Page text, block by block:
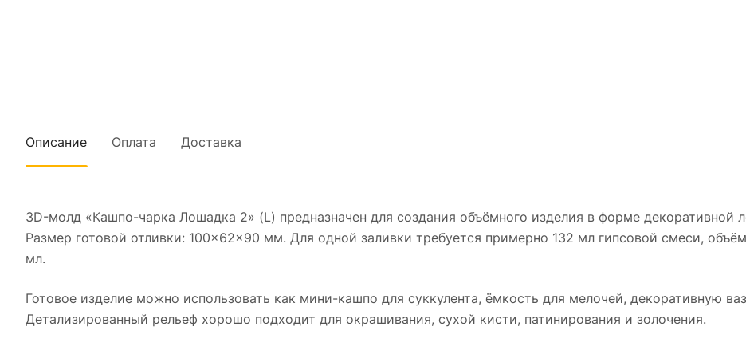
Описание Оплата Доставка
3D-молд «Кашпо-чарка Лошадка 2» (L) предназначен для создания объёмного изделия в форме декоративной
Размер готовой отливки: 100×62×90 мм. Для одной заливки требуется примерно 132 мл гипсовой смеси,
мл.
Готовое изделие можно использовать как мини-кашпо для суккулента, ёмкость для мелочей, декоративную
Детализированный рельеф хорошо подходит для окрашивания, сухой кисти, патинирования и золочения.